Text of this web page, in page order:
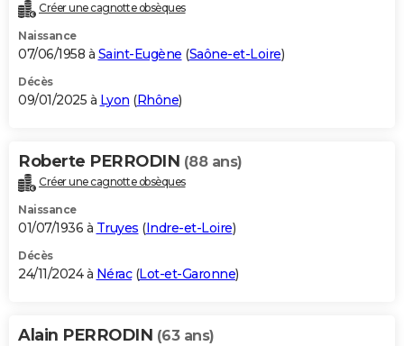
Créer une cagnotte obsèques
Naissance
07/06/1958 à Saint-Eugène (Saône-et-Loire)
Décès
09/01/2025 à Lyon (Rhône)
Roberte PERRODIN (88 ans)
Créer une cagnotte obsèques
Naissance
01/07/1936 à Truyes (Indre-et-Loire)
Décès
24/11/2024 à Nérac(Lot-et-Garonne)
Alain PERRODIN (63 ans)